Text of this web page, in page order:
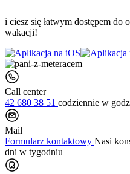
i ciesz się łatwym dostępem
wakacji!
Call center
42 680 38 51 codziennie w
Mail
Formularz kontaktowy Nasi
dni w tygodniu